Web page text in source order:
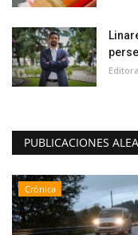
Editora
PUBLICACIONES
Crónica